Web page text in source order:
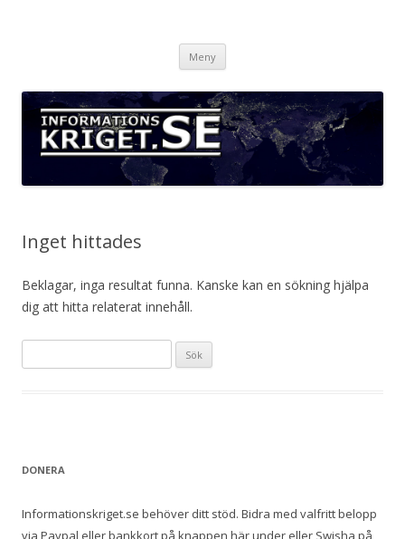
Meny
Inget hittades
Beklagar, inga resultat funna. Kanske kan en sökning hjälpa
dig att hitta relaterat innehåll.
ö
DONERA
Informationskriget.se behöver ditt stöd. Bidra med valfritt belopp
via Paypal eller bankkort på knappen här under eller Swisha på